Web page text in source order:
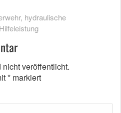
, hydraulische
veröffentlicht.
* markiert